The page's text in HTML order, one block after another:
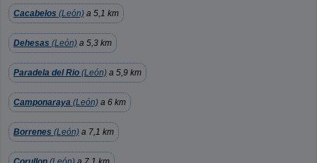
Cacabelos (León) a 5,1 km
Dehesas (León) a 5,3 km
Paradela del Rio (León) a 5,9 km
Camponaraya (León) a 6 km
Borrenes (León) a 7,1 km